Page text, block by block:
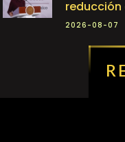
reducción
2026-08-07